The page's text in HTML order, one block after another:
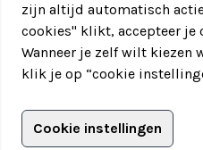
Filter jouw
Adverteren?
zijn altijd automatisch
cookies" klikt, accepteer je
Wanneer je zelf wilt kiezen
klik je op “cookie
Cookie instellingen